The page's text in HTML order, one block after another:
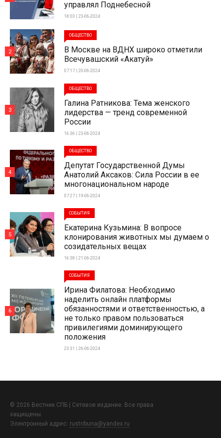
управлял Поднебесной
18:03 | 23-06-2024
ОБЩЕСТВО
В Москве на ВДНХ широко отметили
Всечувашский «Акатуй»
07:17 | 20-06-2024
2
ОБЩЕСТВО
Галина Ратникова: Тема женского
лидерства — тренд современной
России
16:36 | 23-06-2024
3
ОБЩЕСТВО
Депутат Государственной Думы
Анатолий Аксаков: Сила России в ее
многонациональном народе
07:27 | 19-06-2024
4
СОБЫТИЯ
Екатерина Кузьмина: В вопросе
клонирования животных мы думаем о
созидательных вещах
16:38 | 21-06-2024
5
СОБЫТИЯ
Ирина Филатова: Необходимо
наделить онлайн платформы
обязанностями и ответственностью, а
не только правом пользоваться
привилегиями доминирующего
положения
23:31 | 26-06-2024
6
© 2026 Вестник СПБ | Сетевое издание. Все права
защищены.
Электронный адрес: rustribuna@yandex.ru